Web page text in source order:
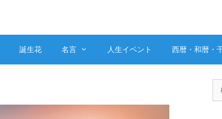
誕生花 名言 人生イベント 西暦・和暦・